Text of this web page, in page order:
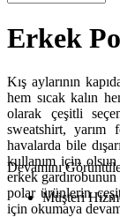
Erkek
Kış aylarının
hem sıcak kalın
olarak çeşitli
sweatshirt, yarım
havalarda bile
kullanım için
erkek
polar ürünlerin
için okumaya
Devamını
Müşteri